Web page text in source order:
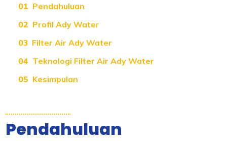
Pendahuluan
Profil Ady Water
Filter Air Ady Water
Teknologi Filter Air Ady Water
Kesimpulan
Pendahuluan